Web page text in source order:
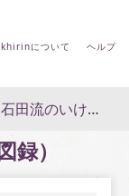
khirinについて ヘルプ
石田流のいけばな第７集（図録）
）